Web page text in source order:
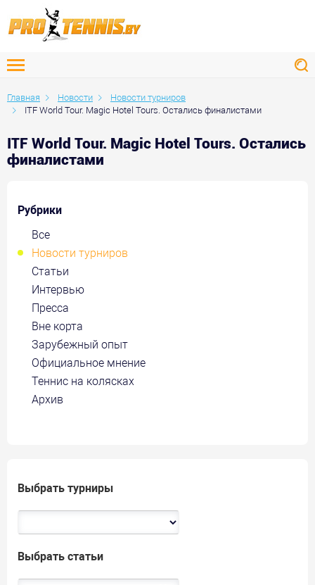
Главная Новости
Новости турниров
ITF World Tour. Magic Hotel Tours. Остались финалистами
ITF World Tour. Magic Hotel Tours. Остались
финалистами
Рубрики
Все
Новости турниров
Статьи
Интервью
Пресса
Вне корта
Зарубежный опыт
Официальное мнение
Теннис на колясках
Архив
Выбрать турниры
Выбрать статьи